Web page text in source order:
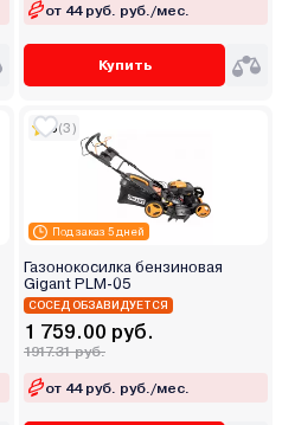
от 44 руб. руб./мес.
Купить
Под заказ 5 дней
5(3)
Газонокосилка бензиновая
Gigant PLM-05
СОСЕД ОБЗАВИДУЕТСЯ
1 759.00 руб.
1917.31 руб.
от 44 руб. руб./мес.